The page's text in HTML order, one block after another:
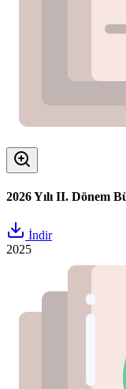
2026 Yılı II. Dönem
İndir
2025